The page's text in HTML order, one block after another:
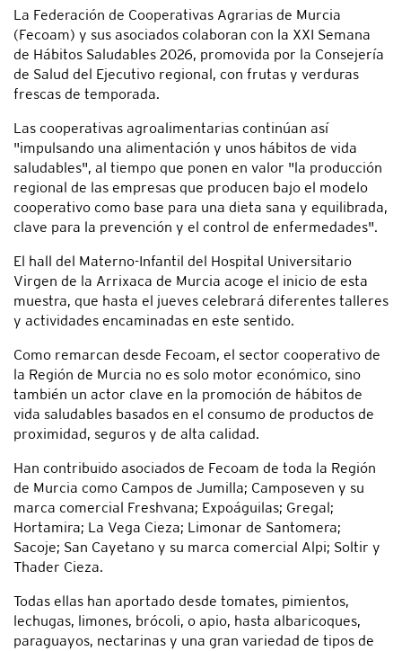
La Federación de Cooperativas Agrarias de Murcia
(Fecoam) y sus asociados colaboran con la XXI Semana
de Hábitos Saludables 2026, promovida por la Consejería
de Salud del Ejecutivo regional, con frutas y verduras
frescas de temporada.
Las cooperativas agroalimentarias continúan así
"impulsando una alimentación y unos hábitos de vida
saludables", al tiempo que ponen en valor "la producción
regional de las empresas que producen bajo el modelo
cooperativo como base para una dieta sana y equilibrada,
clave para la prevención y el control de enfermedades".
El hall del Materno-Infantil del Hospital Universitario
Virgen de la Arrixaca de Murcia acoge el inicio de esta
muestra, que hasta el jueves celebrará diferentes talleres
y actividades encaminadas en este sentido.
Como remarcan desde Fecoam, el sector cooperativo de
la Región de Murcia no es solo motor económico, sino
también un actor clave en la promoción de hábitos de
vida saludables basados en el consumo de productos de
proximidad, seguros y de alta calidad.
Han contribuido asociados de Fecoam de toda la Región
de Murcia como Campos de Jumilla; Camposeven y su
marca comercial Freshvana; Expoáguilas; Gregal;
Hortamira; La Vega Cieza; Limonar de Santomera;
Sacoje; San Cayetano y su marca comercial Alpi; Soltir y
Thader Cieza.
Todas ellas han aportado desde tomates, pimientos,
lechugas, limones, brócoli, o apio, hasta albaricoques,
paraguayos, nectarinas y una gran variedad de tipos de